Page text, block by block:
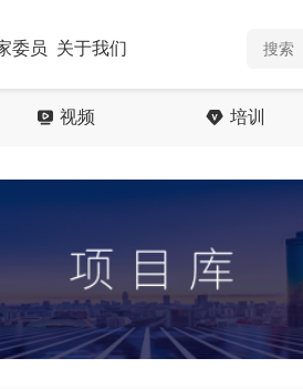
委员 关于我们
视频 培训